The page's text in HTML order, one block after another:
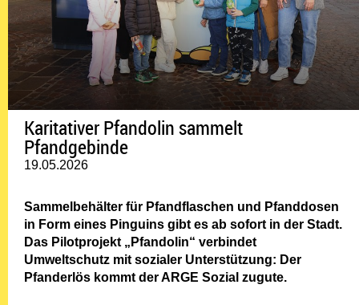
Karitativer Pfandolin sammelt
Pfandgebinde
19.05.2026
Sammelbehälter für Pfandflaschen und Pfanddosen
in Form eines Pinguins gibt es ab sofort in der Stadt.
Das Pilotprojekt „Pfandolin“ verbindet
Umweltschutz mit sozialer Unterstützung: Der
Pfanderlös kommt der ARGE Sozial zugute.